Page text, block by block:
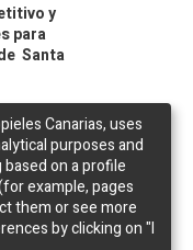
y
para
Santa
Canarias, uses
purposes and
on a profile
example, pages
them or see more
by clicking on "I